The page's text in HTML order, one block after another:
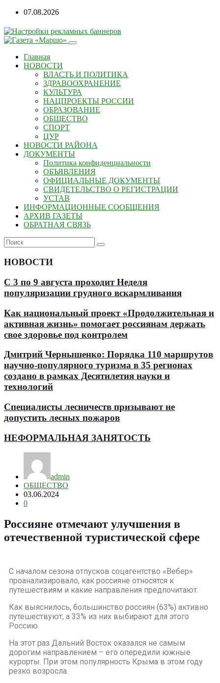
07.08.2026
Главная
НОВОСТИ
ВЛАСТЬ И ПОЛИТИКА
ЗДРАВООХРАНЕНИЕ
КУЛЬТУРА
НАЦПРОЕКТЫ РОССИИ
ОБРАЗОВАНИЕ
ОБЩЕСТВО
СПОРТ
ЦУР
НОВОСТИ РАЙОНА
ДОКУМЕНТЫ
Политика конфиденциальности
ОБЪЯВЛЕНИЯ
ОФИЦИАЛЬНЫЕ ДОКУМЕНТЫ
СВИДЕТЕЛЬСТВО О РЕГИСТРАЦИИ
УСТАВ
ИНФОРМАЦИОННЫЕ СООБЩЕНИЯ
АРХИВ ГАЗЕТЫ
ОБРАТНАЯ СВЯЗЬ
НОВОСТИ
С 3 по 9 августа проходит Неделя
популяризации грудного вскармливания
Как национальный проект «Продолжительная и
активная жизнь» помогает россиянам держать
свое здоровье под контролем
Дмитрий Чернышенко: Порядка 110 маршрутов
научно-популярного туризма в 35 регионах
создано в рамках Десятилетия науки и
технологий
Специалисты лесничеств призывают не
допустить лесных пожаров
НЕФОРМАЛЬНАЯ ЗАНЯТОСТЬ
admin
ОБЩЕСТВО
03.06.2024
0
Россияне отмечают улучшения в
отечественной туристической сфере
С началом сезона отпусков соцагентство «Вебер»
проанализировало, как россияне относятся к
путешествиям и какие направления предпочитают.
Как выяснилось, большинство россиян (63%) активно
путешествуют, а 33% из них выбирают для этого
Россию.
На этот раз Дальний Восток оказался не самым
дорогим направлением – его опередили южные
курорты. При этом популярность Крыма в этом году
резко возросла.